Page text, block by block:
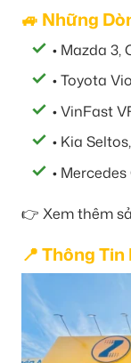
🚙 Những
• Mazda 3,
• Toyota
• VinFast
• Kia
•
👉 Xem thêm
📍 Thông